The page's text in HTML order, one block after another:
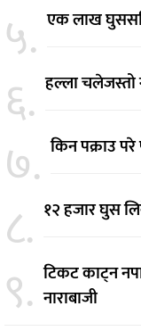
५. एक लाख
६. हल्ला
७. किन पक्राउ परे
८. १२ हजार घुस
९. टिकट काट्न
नाराबाजी